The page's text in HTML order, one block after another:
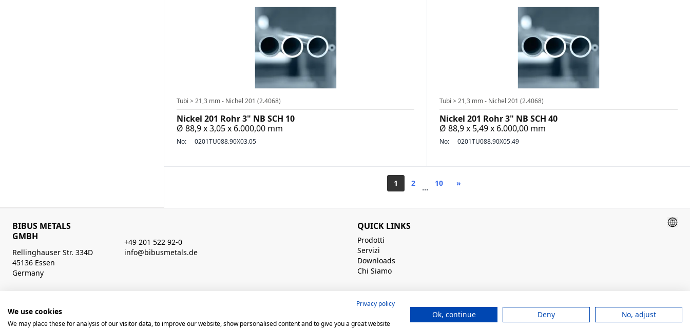
Tubi > 21,3 mm - Nichel 201 (2.4068)
Nickel 201 Rohr 3" NB SCH 10
Ø 88,9 x 3,05 x 6.000,00 mm
No: 0201TU088.90X03.05
Tubi > 21,3 mm - Nichel 201 (2.4068)
Nickel 201 Rohr 3" NB SCH 40
Ø 88,9 x 5,49 x 6.000,00 mm
No: 0201TU088.90X05.49
1 2 ... 10 »
BIBUS METALS
GMBH
Rellinghauser Str. 334D
45136 Essen
Germany
+49 201 522 92-0
info@bibusmetals.de
Mo - Do 8:00 - 12:00 / 12:30 - 16:30 Uhr (Fr bis 15.00 Uhr)
QUICK LINKS
Prodotti
Servizi
Downloads
Chi Siamo
Privacy policy
We use cookies
We may place these for analysis of our visitor data, to improve our website, show personalised content and to give you a great website
Ok, continue Deny No, adjust